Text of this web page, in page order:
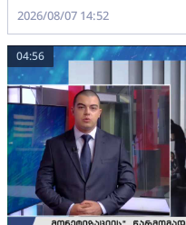
2026/08/07 14:52
04:56